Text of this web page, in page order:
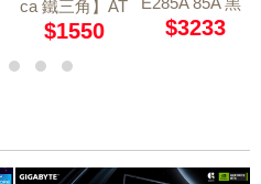
ca 鐵三角】AT
H-CKS550XiS
線控通話 耳道
式耳機 / 黑
$1550
色碳粉匣
$3233